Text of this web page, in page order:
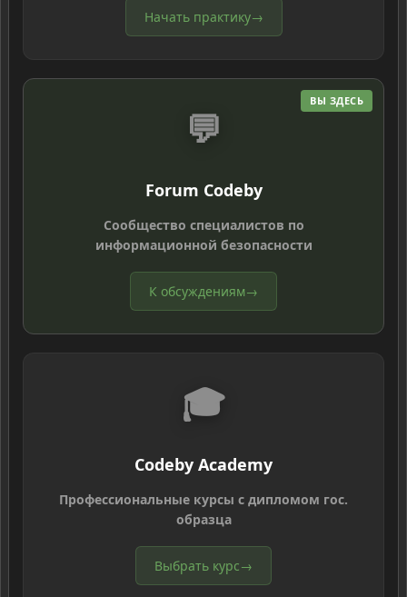
Начать практику→
ВЫ ЗДЕСЬ
💬
Forum Codeby
Сообщество специалистов по
информационной безопасности
К обсуждениям→
🎓
Codeby Academy
Профессиональные курсы с дипломом гос.
образца
Выбрать курс→